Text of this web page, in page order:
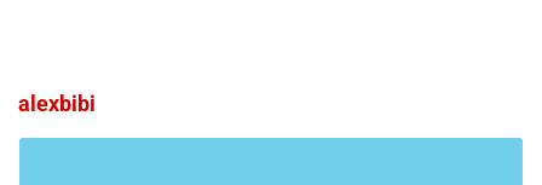
alexbibi